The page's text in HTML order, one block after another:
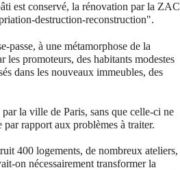
est conservé, la rénovation par la ZAC
destruction-reconstruction".
passe, à une métamorphose de la
les promoteurs, des habitants modestes
dans les nouveaux immeubles, des
la ville de Paris, sans que celle-ci ne
par rapport aux problèmes à traiter.
400 logements, de nombreux ateliers,
on nécessairement transformer la